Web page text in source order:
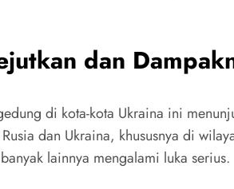
dan
di kota-kota Ukraina ini
dan Ukraina, khususnya di
lainnya mengalami luka serius.